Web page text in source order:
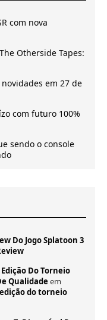
com nova
Otherside Tapes:
em 27 de
com futuro 100%
sendo o console
Do Jogo Splatoon 3
Do Torneio
Qualidade em
do torneio